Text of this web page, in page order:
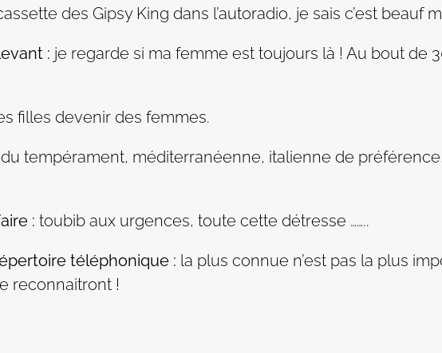
des Gipsy King dans l’autoradio, je sais c’est beauf
: je regarde si ma femme est toujours là ! Au bout de
filles devenir des femmes.
tempérament, méditerranéenne, italienne de
: toubib aux urgences, toute cette détresse ……..
téléphonique : la plus connue n’est pas la plus
reconnaitront !